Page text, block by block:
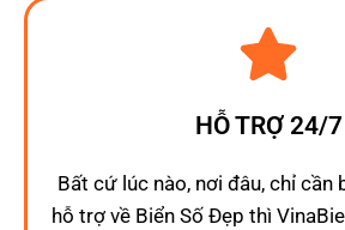
HỖ TRỢ 24/7
Bất cứ lúc nào, nơi đâu, chỉ cần
hỗ trợ về Biển Số Đẹp thì